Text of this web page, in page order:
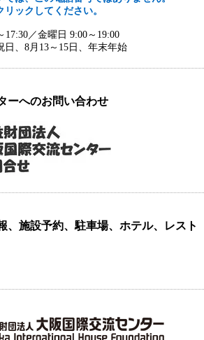
ックしてください。
17:30／金曜日 9:00～19:00
日、8月13～15日、年末年始
ーへのお問い合わせ
、施設予約、駐車場、ホテル、レスト